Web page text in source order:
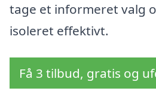
tage et informeret valg
isoleret effektivt.
Få 3 tilbud, gratis og